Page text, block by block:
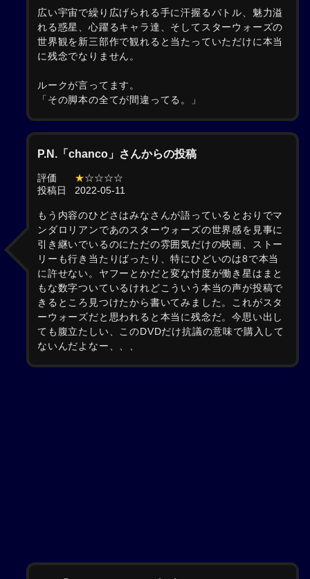
広い宇宙で繰り広げられる手に汗握るバトル、魅力溢
れる惑星、心躍るキャラ達、そしてスターウォーズの
世界観を新三部作で観れると当たっていただけに本当
に残念でなりません。
ルークが言ってます。
「その脚本の全てが間違ってる。」
P.N.「chanco」さんからの投稿
評価 ★☆☆☆☆
投稿日
2022-05-11
もう内容のひどさはみなさんが語っているとおりでマ
ンダロリアンであのスターウォーズの世界感を見事に
引き継いでいるのにただの雰囲気だけの映画、ストー
リーも行き当たりばったり、特にひどいのは8で本当
に許せない。ヤフーとかだと変な忖度が働き星はまと
もな数字ついているけれどこういう本当の声が投稿で
きるところ見つけたから書いてみました。これがスタ
ーウォーズだと思われると本当に残念だ。今思い出し
ても腹立たしい、このDVDだけ抗議の意味で購入して
ないんだよなー、、、